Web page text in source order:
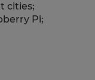
cities;
Pi;